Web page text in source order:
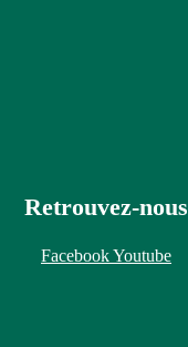
Retrouvez-nous
FacebookYoutube